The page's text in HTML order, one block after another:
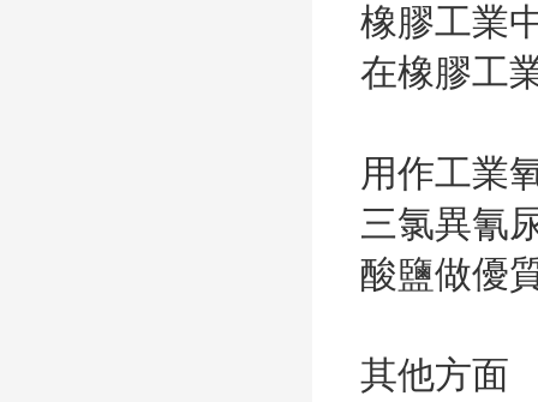
橡膠工業
在橡膠工
用作工業
三氯異氰
酸鹽做優
其他方面